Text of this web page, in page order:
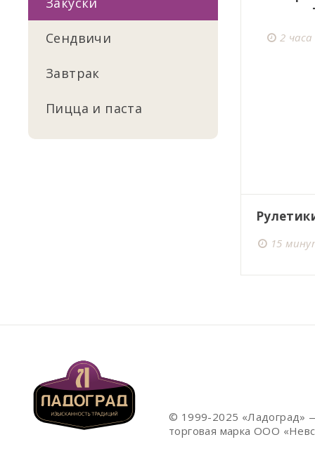
Сендвичи
Завтрак
Пицца и паста
2 часа
15
© 1999-2025 «Ладоград»
торговая марка ООО